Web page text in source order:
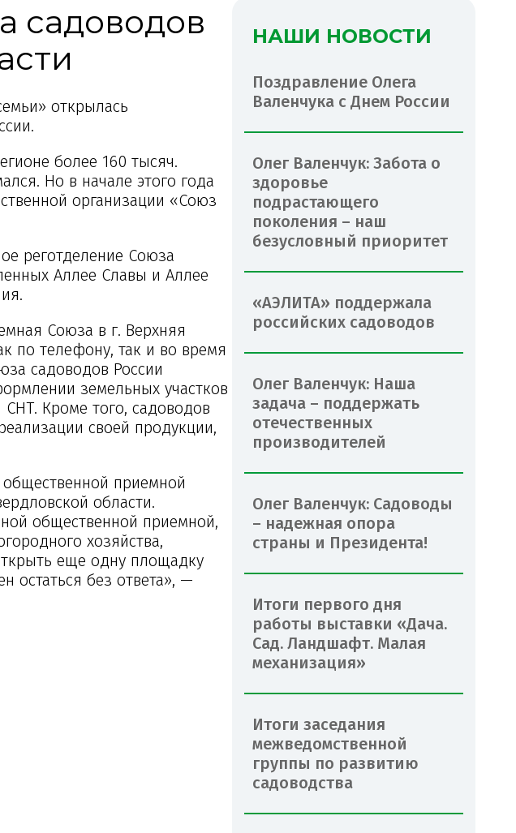
садоводов
открылась
более 160 тысяч.
Но в начале этого года
организации «Союз
реготделение Союза
Аллее Славы и Аллее
Союза в г. Верхняя
по телефону, так и во время
садоводов России
земельных участков
СНТ. Кроме того, садоводов
своей продукции,
приемной
области.
общественной приемной,
хозяйства,
еще одну площадку
остаться без ответа», —
НАШИ НОВОСТИ
Поздравление Олега
Валенчука с Днем России
Олег Валенчук: Забота о
здоровье
подрастающего
поколения – наш
безусловный приоритет
«АЭЛИТА» поддержала
российских садоводов
Олег Валенчук: Наша
задача – поддержать
отечественных
производителей
Олег Валенчук: Садоводы
– надежная опора
страны и Президента!
Итоги первого дня
работы выставки «Дача.
Сад. Ландшафт. Малая
механизация»
Итоги заседания
межведомственной
группы по развитию
садоводства